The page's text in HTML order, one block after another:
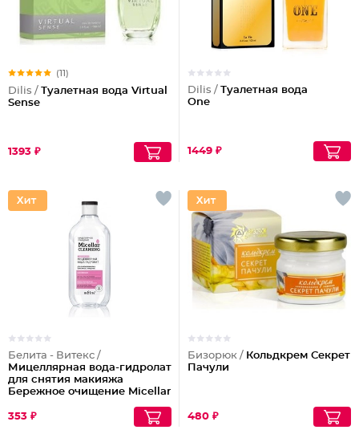
(11)
Dilis / Туалетная вода Virtual
Sense
1393 ₽
Dilis / Туалетная вода
One
1449 ₽
Белита - Витекс /
Мицеллярная вода-гидролат
для снятия макияжа
Бережное очищение Micellar
353 ₽
Бизорюк / Кольдкрем Секрет
Пачули
480 ₽